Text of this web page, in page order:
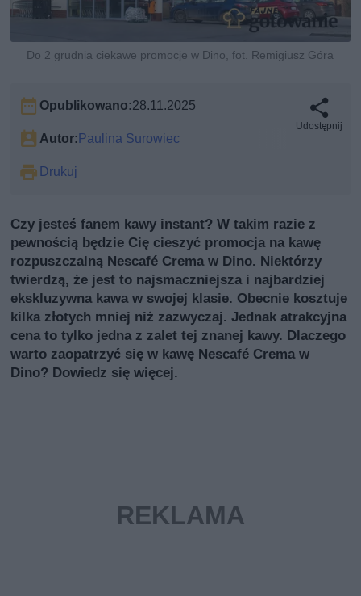
Do 2 grudnia ciekawe promocje w Dino, fot. Remigiusz Góra
Opublikowano:28.11.2025
Autor:Paulina Surowiec
Drukuj
Udostępnij
Czy jesteś fanem kawy instant? W takim razie z
pewnością będzie Cię cieszyć promocja na kawę
rozpuszczalną Nescafé Crema w Dino. Niektórzy
twierdzą, że jest to najsmaczniejsza i najbardziej
ekskluzywna kawa w swojej klasie. Obecnie kosztuje
kilka złotych mniej niż zazwyczaj. Jednak atrakcyjna
cena to tylko jedna z zalet tej znanej kawy. Dlaczego
warto zaopatrzyć się w kawę Nescafé Crema w
Dino? Dowiedz się więcej.